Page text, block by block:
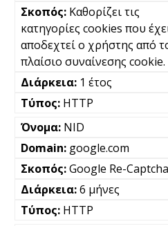
Καθορίζει τις
κατηγορίες cookies που
αποδεχτεί ο χρήστης από
πλαίσιο συναίνεσης cookie.
1 έτος
HTTP
NID
google.com
Google Re-Captcha
6 μήνες
HTTP